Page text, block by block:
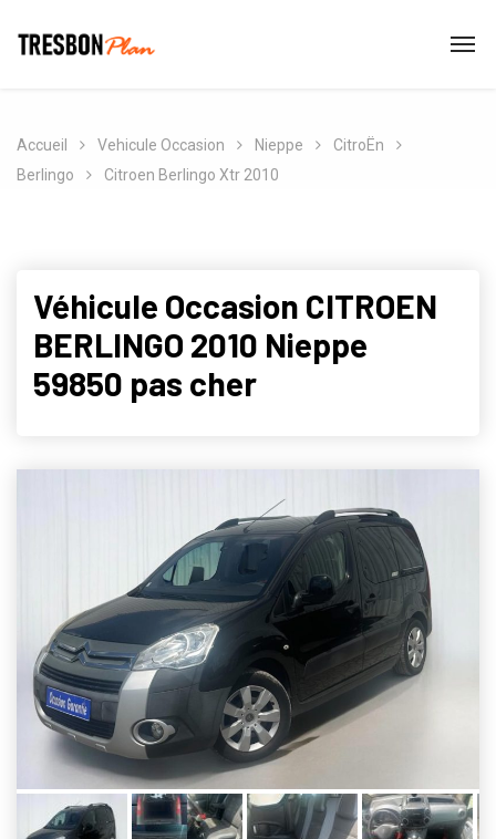
Accueil Vehicule Occasion Nieppe
CitroËn
Berlingo
Citroen Berlingo Xtr 2010
Véhicule Occasion CITROEN
BERLINGO 2010 Nieppe
59850 pas cher